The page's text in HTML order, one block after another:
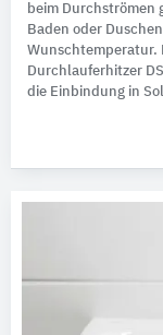
beim Durchströmen
Baden oder
Wunschtemperatur.
Durchlauferhitzer
die Einbindung in